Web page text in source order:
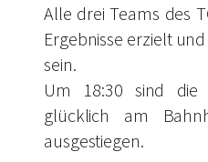
Alle drei Teams des
Ergebnisse erzielt
sein.
Um 18:30 sind die
glücklich am
ausgestiegen.